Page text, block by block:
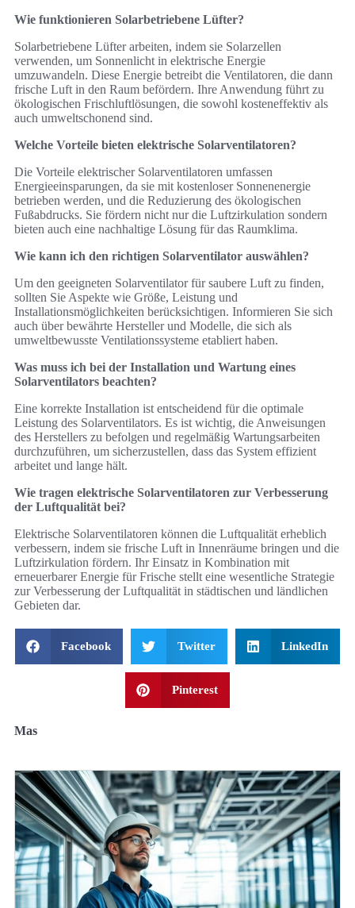
Wie funktionieren Solarbetriebene Lüfter?
Solarbetriebene Lüfter arbeiten, indem sie Solarzellen
verwenden, um Sonnenlicht in elektrische Energie
umzuwandeln. Diese Energie betreibt die Ventilatoren, die dann
frische Luft in den Raum befördern. Ihre Anwendung führt zu
ökologischen Frischluftlösungen, die sowohl kosteneffektiv als
auch umweltschonend sind.
Welche Vorteile bieten elektrische Solarventilatoren?
Die Vorteile elektrischer Solarventilatoren umfassen
Energieeinsparungen, da sie mit kostenloser Sonnenenergie
betrieben werden, und die Reduzierung des ökologischen
Fußabdrucks. Sie fördern nicht nur die Luftzirkulation sondern
bieten auch eine nachhaltige Lösung für das Raumklima.
Wie kann ich den richtigen Solarventilator auswählen?
Um den geeigneten Solarventilator für saubere Luft zu finden,
sollten Sie Aspekte wie Größe, Leistung und
Installationsmöglichkeiten berücksichtigen. Informieren Sie sich
auch über bewährte Hersteller und Modelle, die sich als
umweltbewusste Ventilationssysteme etabliert haben.
Was muss ich bei der Installation und Wartung eines
Solarventilators beachten?
Eine korrekte Installation ist entscheidend für die optimale
Leistung des Solarventilators. Es ist wichtig, die Anweisungen
des Herstellers zu befolgen und regelmäßig Wartungsarbeiten
durchzuführen, um sicherzustellen, dass das System effizient
arbeitet und lange hält.
Wie tragen elektrische Solarventilatoren zur Verbesserung
der Luftqualität bei?
Elektrische Solarventilatoren können die Luftqualität erheblich
verbessern, indem sie frische Luft in Innenräume bringen und die
Luftzirkulation fördern. Ihr Einsatz in Kombination mit
erneuerbarer Energie für Frische stellt eine wesentliche Strategie
zur Verbesserung der Luftqualität in städtischen und ländlichen
Gebieten dar.
Facebook Twitter LinkedIn
Pinterest
Mas